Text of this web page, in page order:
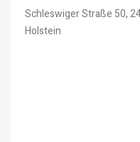
Schleswiger Straße 50,
Holstein